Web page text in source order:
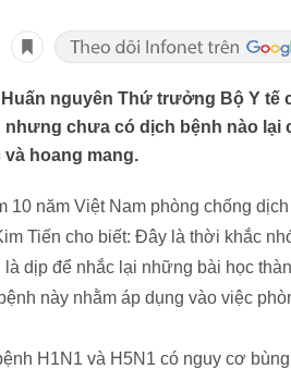
Huấn nguyên Thứ trưởng Bộ Y
chưa có dịch bệnh nào lại
hoang mang.
10 năm Việt Nam phòng chống
Tiến cho biết: Đây là thời khắc
dịp để nhắc lại những bài học
này nhằm áp dụng vào việc
H1N1 và H5N1 có nguy cơ